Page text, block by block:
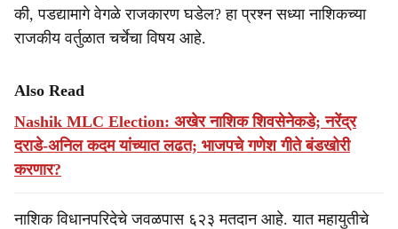
की, पडद्यामागे वेगळे राजकारण घडेल? हा प्रश्न सध्या नाशिकच्या
राजकीय वर्तुळात चर्चेचा विषय आहे.
Also Read
Nashik MLC Election: अखेर नाशिक शिवसेनेकडे; नरेंद्र
दराडे-अनिल कदम यांच्यात लढत; भाजपचे गणेश गीते बंडखोरी
करणार?
नाशिक विधानपरिदेचे जवळपास ६२३ मतदान आहे. यात महायुतीचे